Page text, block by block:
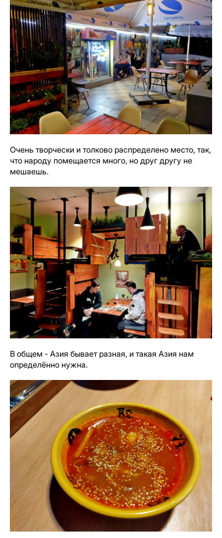
Очень творчески и толково распределено место, так,
что народу помещается много, но друг другу не
мешаешь.
В общем - Азия бывает разная, и такая Азия нам
определённо нужна.